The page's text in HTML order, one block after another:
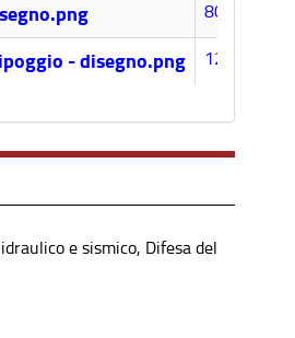
801k
- disegno.png 122k
e sismico, Difesa del